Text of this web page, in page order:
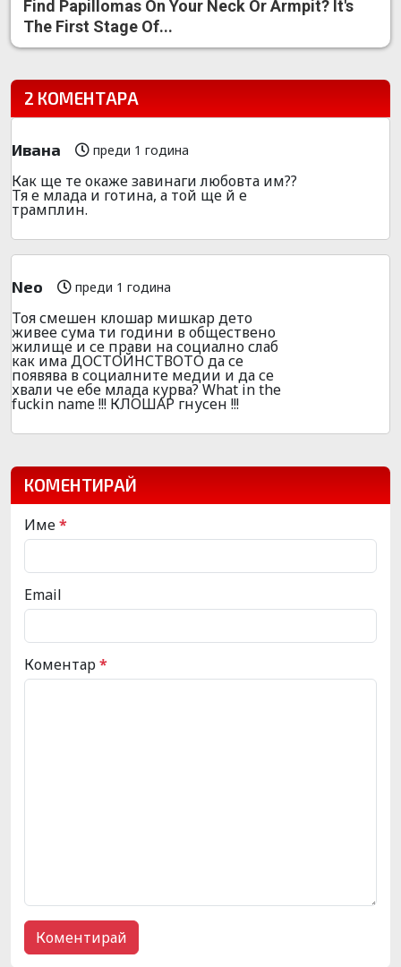
Find Papillomas On Your Neck Or Armpit? It's
The First Stage Of...
2 КОМЕНТАРА
Ивана преди 1 година
Как ще те окаже завинаги любовта им??
Тя е млада и готина, а той ще й е
трамплин.
Neo преди 1 година
Тоя смешен клошар мишкар дето
живее сума ти години в обществено
жилище и се прави на социално слаб
как има ДОСТОЙНСТВОТО да се
появява в социалните медии и да се
хвали че ебе млада курва? What in the
fuckin name !!! КЛОШАР гнусен !!!
КОМЕНТИРАЙ
Име*
Email
Коментар*